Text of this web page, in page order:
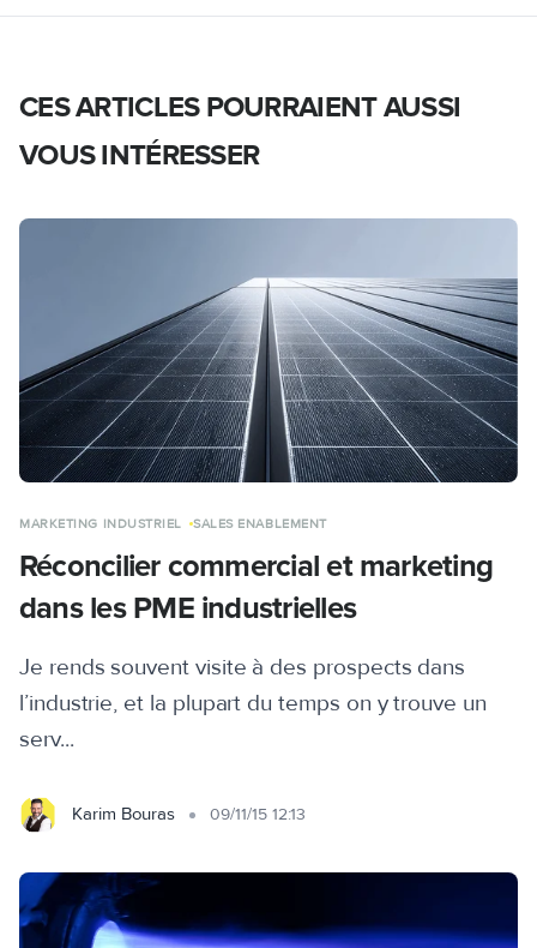
CES ARTICLES POURRAIENT AUSSI
VOUS INTÉRESSER
MARKETING INDUSTRIEL SALES ENABLEMENT
Réconcilier commercial et marketing
dans les PME industrielles
Je rends souvent visite à des prospects dans
l’industrie, et la plupart du temps on y trouve un
serv...
Karim Bouras 09/11/15 12:13